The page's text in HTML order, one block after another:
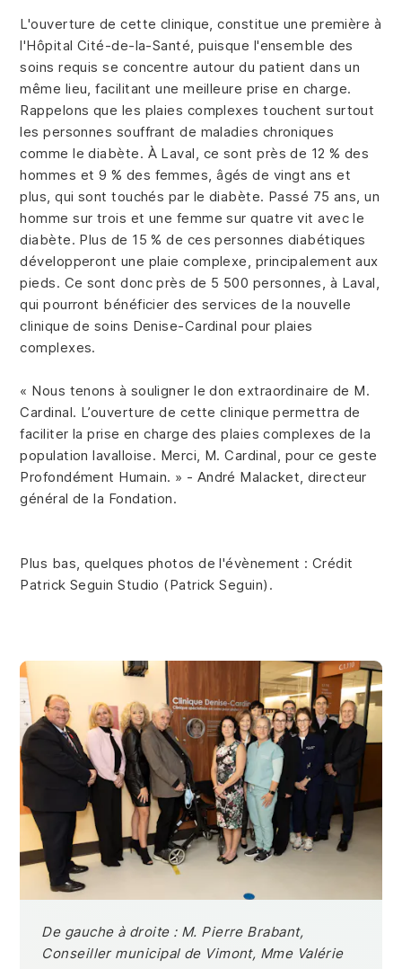
L'ouverture de cette clinique, constitue une première à
l'Hôpital Cité-de-la-Santé, puisque l'ensemble des
soins requis se concentre autour du patient dans un
même lieu, facilitant une meilleure prise en charge.
Rappelons que les plaies complexes touchent surtout
les personnes souffrant de maladies chroniques
comme le diabète. À Laval, ce sont près de 12 % des
hommes et 9 % des femmes, âgés de vingt ans et
plus, qui sont touchés par le diabète. Passé 75 ans, un
homme sur trois et une femme sur quatre vit avec le
diabète. Plus de 15 % de ces personnes diabétiques
développeront une plaie complexe, principalement aux
pieds. Ce sont donc près de 5 500 personnes, à Laval,
qui pourront bénéficier des services de la nouvelle
clinique de soins Denise-Cardinal pour plaies
complexes.
« Nous tenons à souligner le don extraordinaire de M.
Cardinal. L’ouverture de cette clinique permettra de
faciliter la prise en charge des plaies complexes de la
population lavalloise. Merci, M. Cardinal, pour ce geste
Profondément Humain. » - André Malacket, directeur
général de la Fondation.
Plus bas, quelques photos de l'évènement : Crédit
Patrick Seguin Studio (Patrick Seguin).
De gauche à droite : M. Pierre Brabant,
Conseiller municipal de Vimont, Mme Valérie